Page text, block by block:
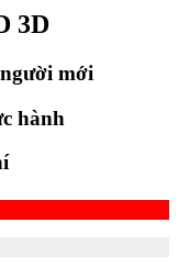
mới